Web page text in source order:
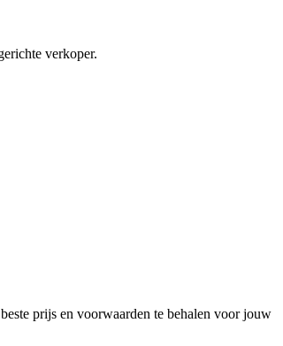
verkoper.
prijs en voorwaarden te behalen voor jouw